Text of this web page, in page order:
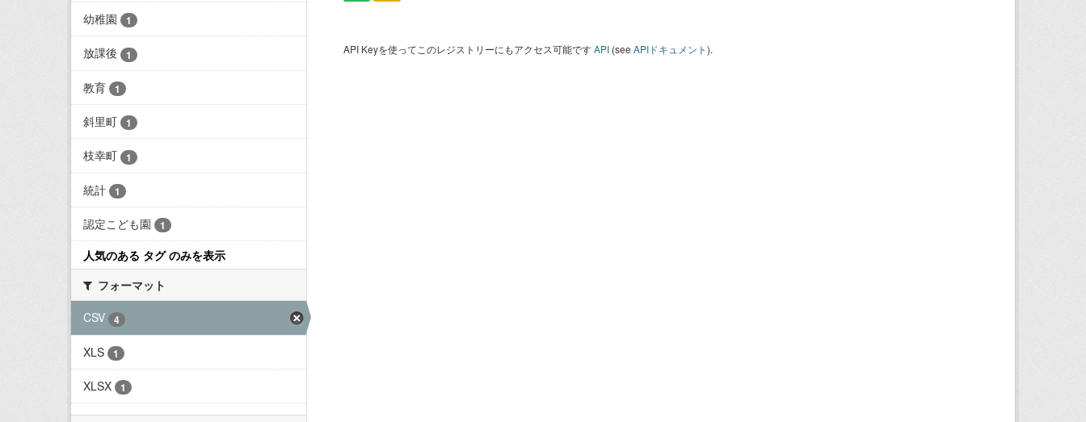
幼稚園 1
放課後 1
教育 1
斜里町 1
枝幸町 1
統計 1
認定こども園 1
人気のある タグ のみを表示
フォーマット
CSV
4
XLS 1
XLSX 1
API Keyを使ってこのレジストリーにもアクセス可能ですAPI (see APIドキュメント).